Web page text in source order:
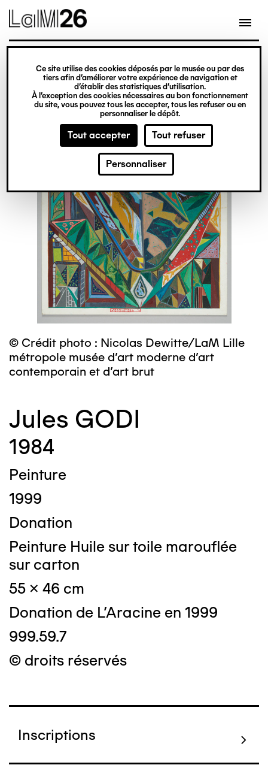
Gestion des cookies
Ce site utilise des cookies déposés par le musée ou par des
tiers afin d’améliorer votre expérience de navigation et
d’établir des statistiques d’utilisation.
À l’exception des cookies nécessaires au bon fonctionnement
du site, vous pouvez tous les accepter, tous les refuser ou en
personnaliser le dépôt.
Tout accepter Tout refuser
Personnaliser
contenu
© Crédit photo : Nicolas Dewitte/LaM Lille
métropole musée d’art moderne d’art
contemporain et d’art brut
Jules GODI
1984
Peinture
1999
Donation
Peinture Huile sur toile marouflée
sur carton
55 x 46 cm
Donation de L'Aracine en 1999
999.59.7
© droits réservés
Inscriptions